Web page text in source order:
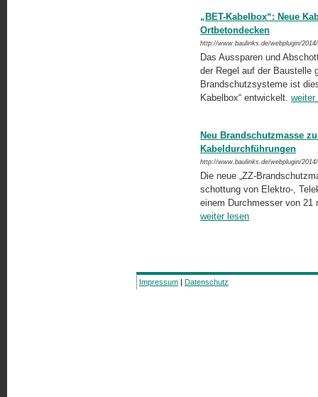
„BET-Kabelbox“: Neue
Ortbetondecken
http://www.baulinks.de/webplugin/
Das Aussparen und
der Regel auf der Baustelle
Brandschutzsysteme ist
Kabelbox“ entwickelt. weiter
Neu Brandschutzmasse
Kabeldurchführungen
http://www.baulinks.de/webplugin/
Die neue „ZZ-
schottung von Elektro-,
einem Durchmesser von
weiter lesen
Impressum | Datenschutz